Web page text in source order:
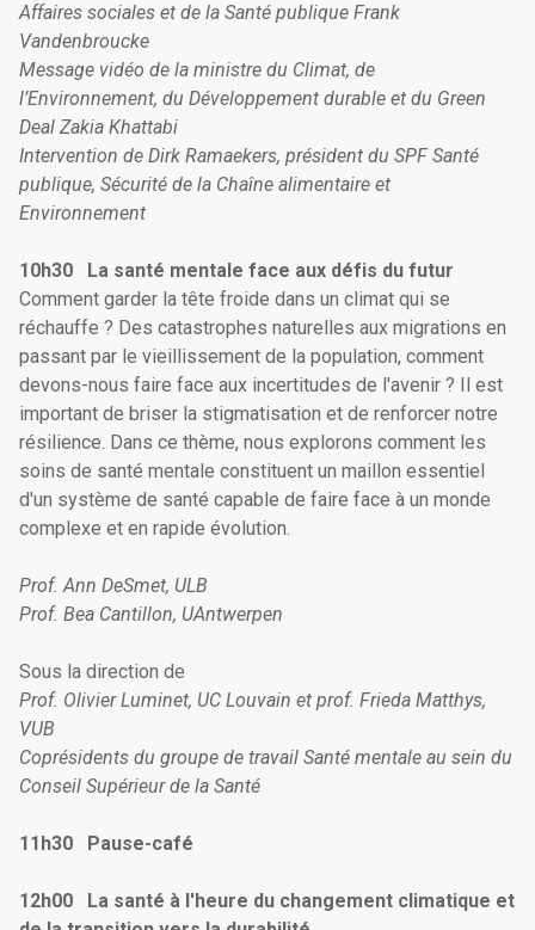
Affaires sociales et de la Santé publique Frank
Vandenbroucke
Message vidéo de la ministre du Climat, de
l’Environnement, du Développement durable et du Green
Deal Zakia Khattabi
Intervention de Dirk Ramaekers, président du SPF Santé
publique, Sécurité de la Chaîne alimentaire et
Environnement
10h30 La santé mentale face aux défis du futur
Comment garder la tête froide dans un climat qui se
réchauffe ? Des catastrophes naturelles aux migrations en
passant par le vieillissement de la population, comment
devons-nous faire face aux incertitudes de l'avenir ? Il est
important de briser la stigmatisation et de renforcer notre
résilience. Dans ce thème, nous explorons comment les
soins de santé mentale constituent un maillon essentiel
d'un système de santé capable de faire face à un monde
complexe et en rapide évolution.
Prof. Ann DeSmet, ULB
Prof. Bea Cantillon, UAntwerpen
Sous la direction de
Prof. Olivier Luminet, UC Louvain et prof. Frieda Matthys,
VUB
Coprésidents du groupe de travail Santé mentale au sein du
Conseil Supérieur de la Santé
11h30 Pause-café
12h00 La santé à l'heure du changement climatique et